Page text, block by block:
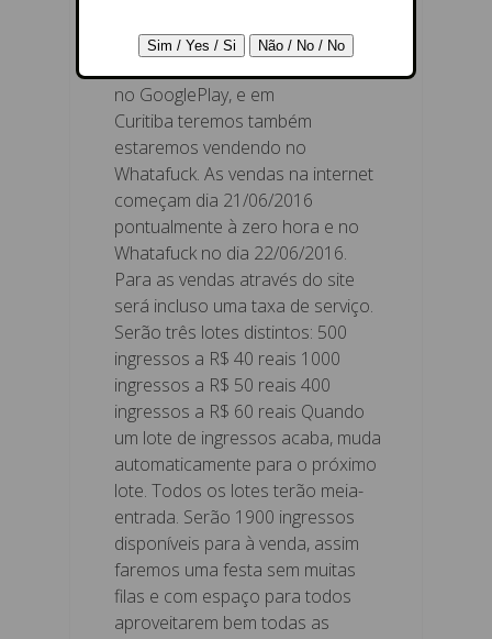
pelo aplicativo do Eventbrite, que
no GooglePlay, e em
Curitiba teremos também
estaremos vendendo no
Whatafuck. As vendas na internet
começam dia 21/06/2016
pontualmente à zero hora e no
Whatafuck no dia 22/06/2016.
Para as vendas através do site
será incluso uma taxa de serviço.
Serão três lotes distintos: 500
ingressos a R$ 40 reais 1000
ingressos a R$ 50 reais 400
ingressos a R$ 60 reais Quando
um lote de ingressos acaba, muda
automaticamente para o próximo
lote. Todos os lotes terão meia-
entrada. Serão 1900 ingressos
disponíveis para à venda, assim
faremos uma festa sem muitas
filas e com espaço para todos
aproveitarem bem todas as